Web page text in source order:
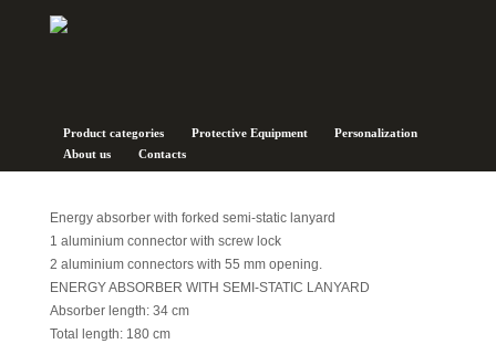
Product categories Protective Equipment
Personalization
About us
Contacts
Sekuralt AMN 3
Energy absorber with forked semi-static lanyard
1 aluminium connector with screw lock
2 aluminium connectors with 55 mm opening.
ENERGY ABSORBER WITH SEMI-STATIC LANYARD
Absorber length: 34 cm
Total length: 180 cm